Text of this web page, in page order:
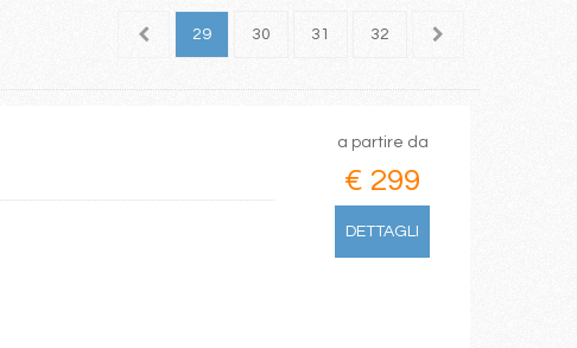
28 29 30 31 32 33
a partire da
€ 299
DETTAGLI